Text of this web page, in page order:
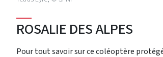
ROSALIE DES ALPES
Pour tout savoir sur ce coléoptère